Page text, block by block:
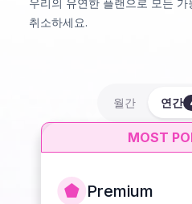
취소하세요.
월간 연간
MOST
Premium